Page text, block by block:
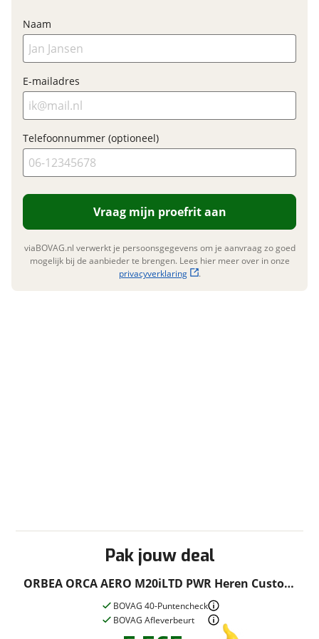
Financieel
Prijs
BTW/marge
BTW
Bijtellingspercentage
Nieuwprijs
Garanties
BOVAG Garantie
Fabrieksgarantie van
Fabrieksgarantie
Ja
Pak jouw deal
ORBEA ORCA AERO M20iLTD PWR Heren Custom
60cm 2025
BOVAG 40-Puntencheck
BOVAG Afleverbeurt
Naam
E-mailadres
Telefoonnummer (optioneel)
Vraag mijn proefrit aan
viaBOVAG.nl verwerkt je persoonsgegevens om je aanvraag zo goed
mogelijk bij de aanbieder te brengen. Lees hier meer over in onze
privacyverklaring
.